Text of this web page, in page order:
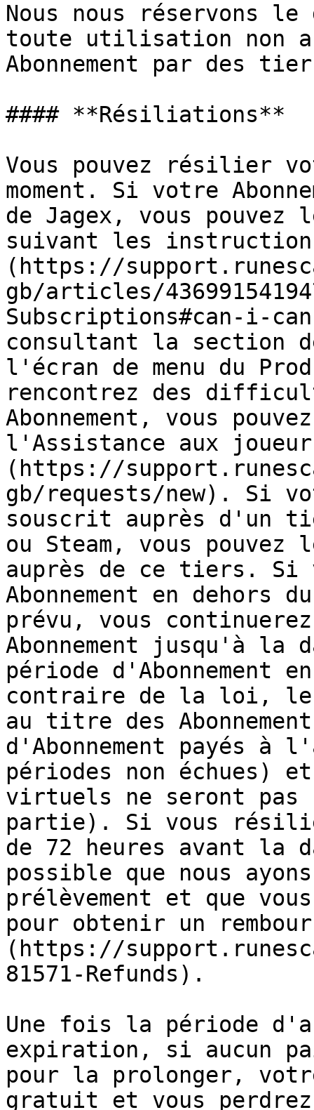
Nous nous réservons
toute utilisation non
Abonnement par des
#### **Résiliations**
Vous pouvez résilier
moment. Si votre
de Jagex, vous
suivant les
(https://
gb/articles/
Subscriptions#can-i-
consultant la section
l'écran de menu du
rencontrez des
Abonnement, vous
l'Assistance aux
(https://
gb/requests/new). Si
souscrit auprès d'un
ou Steam, vous
auprès de ce tiers.
Abonnement en
prévu, vous
Abonnement jusqu'à
période d'Abonnement
contraire de la loi,
au titre des
d'Abonnement payés à
périodes non échues)
virtuels ne seront pas
partie). Si vous
de 72 heures avant
possible que nous
prélèvement et que
pour obtenir un
(https://
81571-Refunds).
Une fois la période
expiration, si aucun
pour la prolonger,
gratuit et vous